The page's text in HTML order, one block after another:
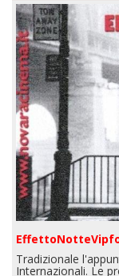
Tradizionale
Internazionali. Le